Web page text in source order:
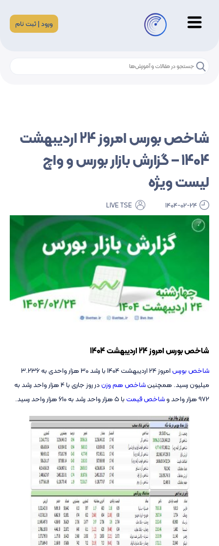
ورود | ثبت نام
شاخص بورس امروز 24 اردیبهشت
1404 – گزارش بازار بورس و واچ
لیست ویژه
1404-02-24
شاخص بورس امروز 24 اردیبهشت 1404
شاخص بورسامروز 24 اردیبهشت 1404 با رشد
30 هزار واحدی به 3.236
میلیون رسید. همچنینشاخص هم وزن
در روز جاری با 4 هزار واحد رشد به
972 هزار واحد و
شاخص قیمت با 5 هزار واحد رشد به 610 هزار واحد رسید.